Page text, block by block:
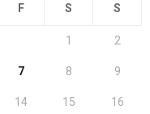
F S S
1 2
7 8 9
14 15 16